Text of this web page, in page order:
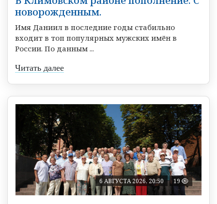
новорожденным.
Имя Даниил в последние годы стабильно
входит в топ популярных мужских имён в
России. По данным ...
Читать далее
6 АВГУСТА 2026, 20:50 19